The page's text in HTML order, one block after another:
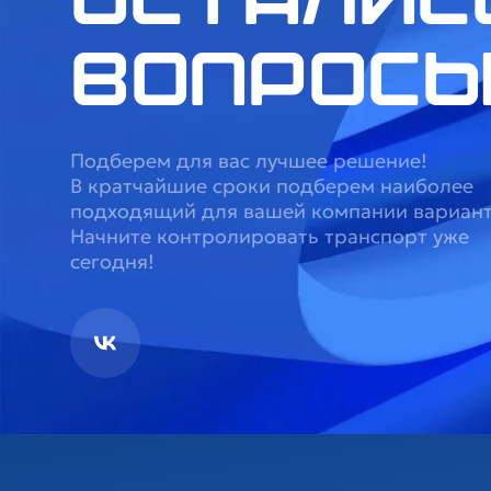
Подберем для вас лучшее решение!
В кратчайшие сроки подберем наиболее
подходящий для вашей компании
Начните контролировать транспорт уже
сегодня!